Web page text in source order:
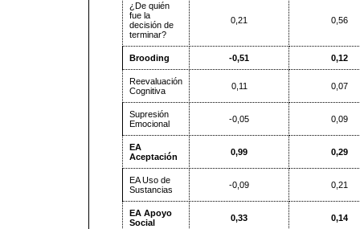
¿De quién
fue la
decisión de
terminar?
0,21 0,56
Brooding -0,51 0,12
Reevaluación
Cognitiva
0,11 0,07
Supresión
Emocional
-0,05 0,09
EA
Aceptación
0,99 0,29
EA Uso de
Sustancias
-0,09 0,21
EA Apoyo
Social
0,33 0,14